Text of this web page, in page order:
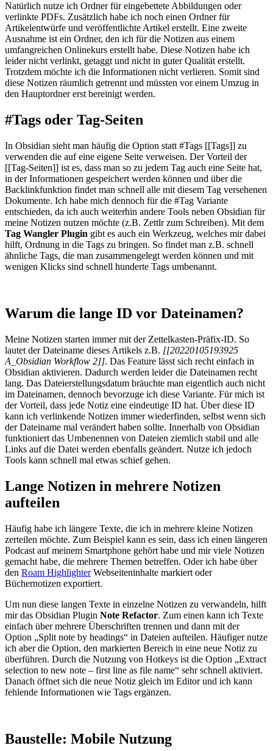
Natürlich nutze ich Ordner für eingebettete Abbildungen oder
verlinkte PDFs. Zusätzlich habe ich noch einen Ordner für
Artikelentwürfe und veröffentlichte Artikel erstellt. Eine zweite
Ausnahme ist ein Ordner, den ich für die Notizen aus einem
umfangreichen Onlinekurs erstellt habe. Diese Notizen habe ich
leider nicht verlinkt, getaggt und nicht in guter Qualität erstellt.
Trotzdem möchte ich die Informationen nicht verlieren. Somit sind
diese Notizen räumlich getrennt und müssten vor einem Umzug in
den Hauptordner erst bereinigt werden.
#Tags oder Tag-Seiten
In Obsidian sieht man häufig die Option statt #Tags [[Tags]] zu
verwenden die auf eine eigene Seite verweisen. Der Vorteil der
[[Tag-Seiten]] ist es, dass man so zu jedem Tag auch eine Seite hat,
in der Informationen gespeichert werden können und über die
Backlinkfunktion findet man schnell alle mit diesem Tag versehenen
Dokumente. Ich habe mich dennoch für die #Tag Variante
entschieden, da ich auch weiterhin andere Tools neben Obsidian für
meine Notizen nutzen möchte (z.B. Zettlr zum Schreiben). Mit dem
Tag Wangler Plugin gibt es auch ein Werkzeug, welches mir dabei
hilft, Ordnung in die Tags zu bringen. So findet man z.B. schnell
ähnliche Tags, die man zusammengelegt werden können und mit
wenigen Klicks sind schnell hunderte Tags umbenannt.
Warum die lange ID vor Dateinamen?
Meine Notizen starten immer mit der Zettelkasten-Präfix-ID. So
lautet der Dateiname dieses Artikels z.B. [[20220105193925
A_Obsidian Workflow 2]]. Das Feature lässt sich recht einfach in
Obsidian aktivieren. Dadurch werden leider die Dateinamen recht
lang. Das Dateierstellungsdatum bräuchte man eigentlich auch nicht
im Dateinamen, dennoch bevorzuge ich diese Variante. Für mich ist
der Vorteil, dass jede Notiz eine eindeutige ID hat. Über diese ID
kann ich verlinkende Notizen immer wiederfinden, selbst wenn sich
der Dateiname mal verändert haben sollte. Innerhalb von Obsidian
funktioniert das Umbenennen von Dateien ziemlich stabil und alle
Links auf die Datei werden ebenfalls geändert. Nutze ich jedoch
Tools kann schnell mal etwas schief gehen.
Lange Notizen in mehrere Notizen
aufteilen
Häufig habe ich längere Texte, die ich in mehrere kleine Notizen
zerteilen möchte. Zum Beispiel kann es sein, dass ich einen längeren
Podcast auf meinem Smartphone gehört habe und mir viele Notizen
gemacht habe, die mehrere Themen betreffen. Oder ich habe über
den Roam HighlighterWebseiteninhalte markiert oder
Büchernotizen exportiert.
Um nun diese langen Texte in einzelne Notizen zu verwandeln, hilft
mir das Obsidian Plugin Note Refactor. Zum einen kann ich Texte
einfach über mehrere Überschriften trennen und dann mit der
Option „Split note by headings“ in Dateien aufteilen. Häufiger nutze
ich aber die Option, den markierten Bereich in eine neue Notiz zu
überführen. Durch die Nutzung von Hotkeys ist die Option „Extract
selection to new note – first line as file name“ sehr schnell aktiviert.
Danach öffnet sich die neue Notiz gleich im Editor und ich kann
fehlende Informationen wie Tags ergänzen.
Baustelle: Mobile Nutzung